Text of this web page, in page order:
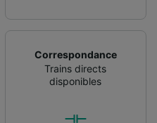
Correspondance
Trains directs
disponibles